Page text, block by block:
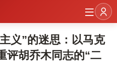
义”的迷思：以马克
评胡乔木同志的“二